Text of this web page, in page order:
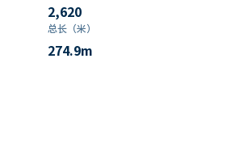
2,620
总长（米）
274.9m